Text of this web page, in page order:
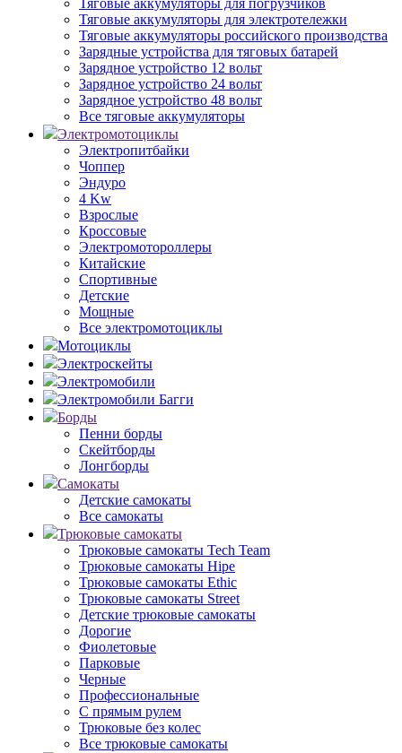
Тяговые аккумуляторы для погрузчиков
Тяговые аккумуляторы для электротележки
Тяговые аккумуляторы российского производства
Зарядные устройства для тяговых батарей
Зарядное устройство 12 вольт
Зарядное устройство 24 вольт
Зарядное устройство 48 вольт
Все тяговые аккумуляторы
Электромотоциклы
Электропитбайки
Чоппер
Эндуро
4 Kw
Взрослые
Кроссовые
Электромотороллеры
Китайские
Спортивные
Детские
Мощные
Все электромотоциклы
Мотоциклы
Электроскейты
Электромобили
Электромобили Багги
Борды
Пенни борды
Скейтборды
Лонгборды
Самокаты
Детские самокаты
Все самокаты
Трюковые самокаты
Трюковые самокаты Tech Team
Трюковые самокаты Hipe
Трюковые самокаты Ethic
Трюковые самокаты Street
Детские трюковые самокаты
Дорогие
Фиолетовые
Парковые
Черные
Профессиональные
С прямым рулем
Трюковые без колес
Все трюковые самокаты